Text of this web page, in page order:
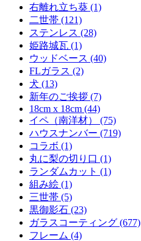
右離れ立ち葵 (1)
二世帯 (121)
ステンレス (28)
姫路城瓦 (1)
ウッドベース (40)
FLガラス (2)
犬 (13)
新年のご挨拶 (7)
18cm x 18cm (44)
イペ（南洋材） (75)
ハウスナンバー (719)
コラボ (1)
丸に梨の切り口 (1)
ランダムカット (1)
組み絵 (1)
三世帯 (5)
黒御影石 (23)
ガラスコーティング (677)
フレーム (4)